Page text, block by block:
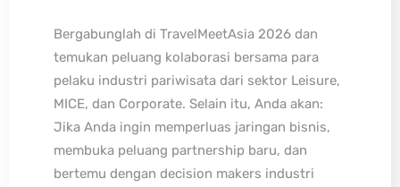
Bergabunglah di TravelMeetAsia 2026 dan
temukan peluang kolaborasi bersama para
pelaku industri pariwisata dari sektor Leisure,
MICE, dan Corporate. Selain itu, Anda akan:
Jika Anda ingin memperluas jaringan bisnis,
membuka peluang partnership baru, dan
bertemu dengan decision makers industri